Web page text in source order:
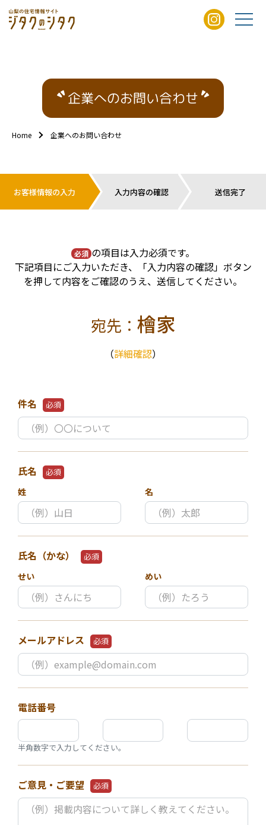
企業へのお問い合わせ
Home 企業へのお問い合わせ
お客様情報の入力 入力内容の確認 送信完了
必須 の項目は入力必須です。
下記項目にご入力いただき、「入力内容の確認」ボタン
を押して内容をご確認のうえ、送信してください。
宛先： 檜家
（詳細確認）
件名 必須
氏名 必須
姓 名
氏名（かな） 必須
せい めい
メールアドレス 必須
電話番号
半角数字で入力してください。
ご意見・ご要望 必須